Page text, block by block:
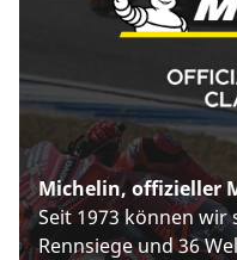
Michelin, offizieller
Seit 1973 können wir
Rennsiege und 36